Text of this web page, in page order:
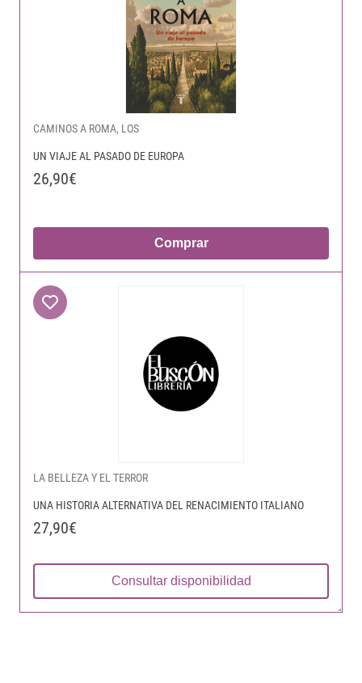
CAMINOS A ROMA, LOS
UN VIAJE AL PASADO DE EUROPA
26,90€
Comprar
LA BELLEZA Y EL TERROR
UNA HISTORIA ALTERNATIVA DEL RENACIMIENTO ITALIANO
27,90€
Consultar disponibilidad